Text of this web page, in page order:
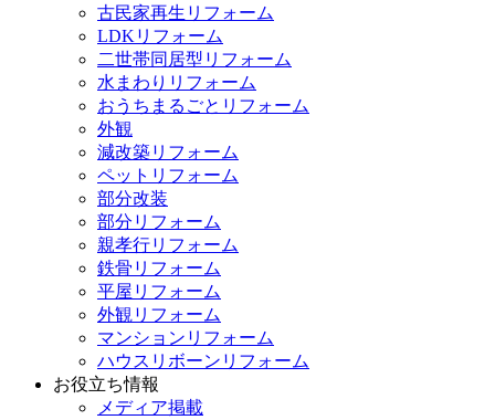
古民家再生リフォーム
LDKリフォーム
二世帯同居型リフォーム
水まわりリフォーム
おうちまるごとリフォーム
外観
減改築リフォーム
ペットリフォーム
部分改装
部分リフォーム
親孝行リフォーム
鉄骨リフォーム
平屋リフォーム
外観リフォーム
マンションリフォーム
ハウスリボーンリフォーム
お役立ち情報
メディア掲載